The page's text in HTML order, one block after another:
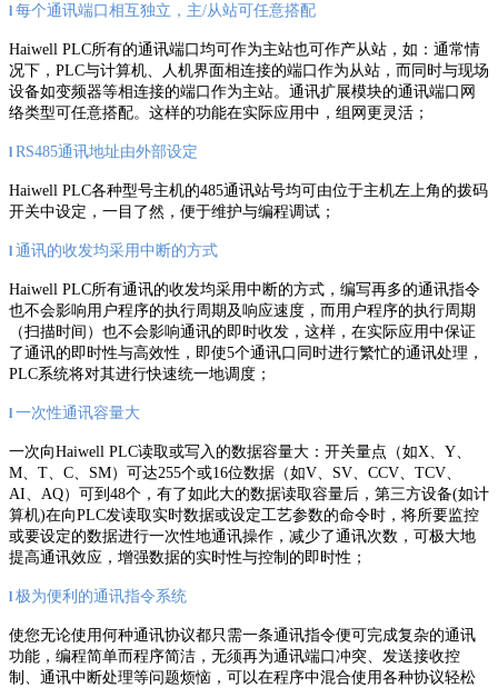
l 每个通讯端口相互独立，主/从站可任意搭配
Haiwell PLC所有的通讯端口均可作为主站也可作产从站，如：通常情
况下，PLC与计算机、人机界面相连接的端口作为从站，而同时与现场
设备如变频器等相连接的端口作为主站。通讯扩展模块的通讯端口网
络类型可任意搭配。这样的功能在实际应用中，组网更灵活；
l RS485通讯地址由外部设定
Haiwell PLC各种型号主机的485通讯站号均可由位于主机左上角的拨码
开关中设定，一目了然，便于维护与编程调试；
l 通讯的收发均采用中断的方式
Haiwell PLC所有通讯的收发均采用中断的方式，编写再多的通讯指令
也不会影响用户程序的执行周期及响应速度，而用户程序的执行周期
（扫描时间）也不会影响通讯的即时收发，这样，在实际应用中保证
了通讯的即时性与高效性，即使5个通讯口同时进行繁忙的通讯处理，
PLC系统将对其进行快速统一地调度；
l 一次性通讯容量大
一次向Haiwell PLC读取或写入的数据容量大：开关量点（如X、Y、
M、T、C、SM）可达255个或16位数据（如V、SV、CCV、TCV、
AI、AQ）可到48个，有了如此大的数据读取容量后，第三方设备(如计
算机)在向PLC发读取实时数据或设定工艺参数的命令时，将所要监控
或要设定的数据进行一次性地通讯操作，减少了通讯次数，可极大地
提高通讯效应，增强数据的实时性与控制的即时性；
l 极为便利的通讯指令系统
使您无论使用何种通讯协议都只需一条通讯指令便可完成复杂的通讯
功能，编程简单而程序简洁，无须再为通讯端口冲突、发送接收控
制、通讯中断处理等问题烦恼，可以在程序中混合使用各种协议轻松